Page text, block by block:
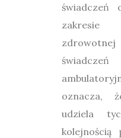
świadczeń
zakresie
świadczeń
oznacza,
udziela
kolejnością